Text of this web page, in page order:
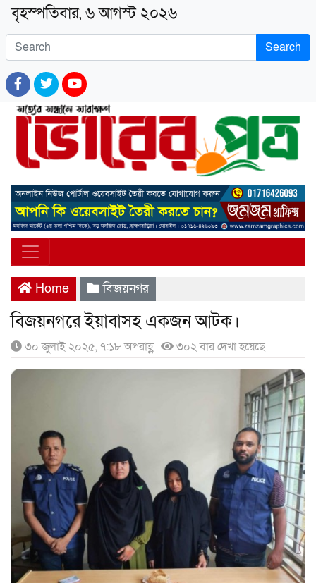
বৃহস্পতিবার, ৬ আগস্ট ২০২৬
Search
Home বিজয়নগর
বিজয়নগরে ইয়াবাসহ একজন আটক।
৩০ জুলাই ২০২৫, ৭:১৮ অপরাহ্ণ ৩০২ বার দেখা হয়েছে